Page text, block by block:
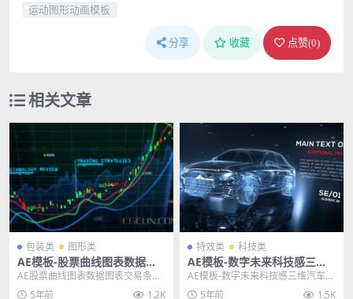
运动图形动画模板
分享 收藏 点赞(0)
相关文章
包装类 图形类
AE模板-股票曲线图表数据图
表交易条动画模板
AE股票曲线图表数据图表交易条动
画模板 其他推荐: AE模板-大气企业
5年前 1.2K
特效类 科技类
AE模板-数字未来科技感三维
汽车网格部件展示宣传片动画
片头
AE模板-数字未来科技感三维汽车网
格部件展示宣传片动画片头 标签：
5年前 1.5K